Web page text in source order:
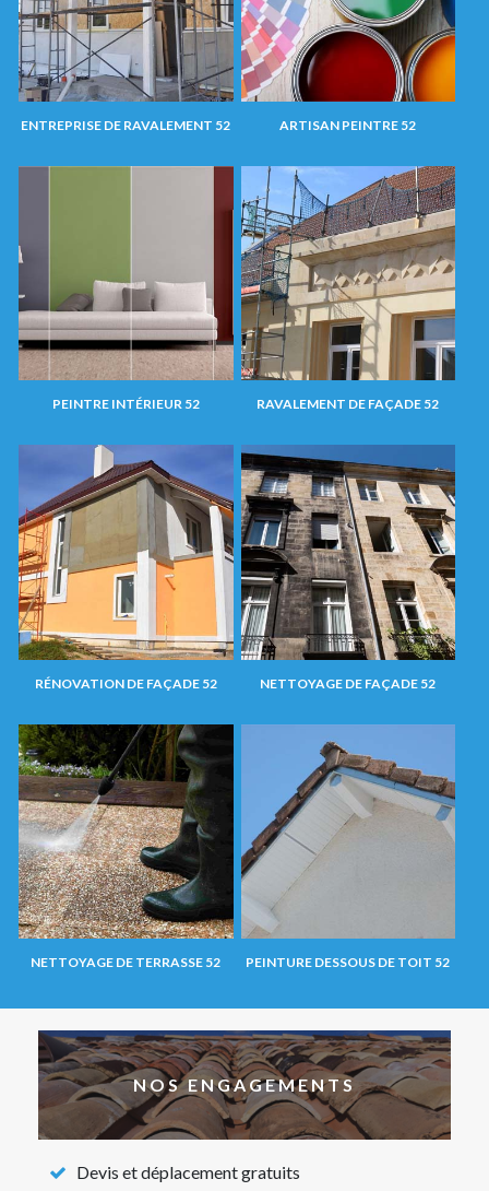
ENTREPRISE DE RAVALEMENT 52 ARTISAN PEINTRE 52
PEINTRE INTÉRIEUR 52 RAVALEMENT DE FAÇADE 52
RÉNOVATION DE FAÇADE 52 NETTOYAGE DE FAÇADE 52
NETTOYAGE DE TERRASSE 52 PEINTURE DESSOUS DE TOIT 52
NOS ENGAGEMENTS
Devis et déplacement gratuits